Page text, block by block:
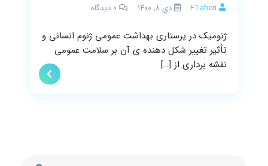
FTaheri دی ۸, ۱۴۰۰ 0 دیدگاه
ژنومیک در پرستاری بهداشت عمومی ژنوم انسانی و
تأثیر تغییر شکل دهنده ی آن بر سلامت عمومی
نقشه برداری از […]